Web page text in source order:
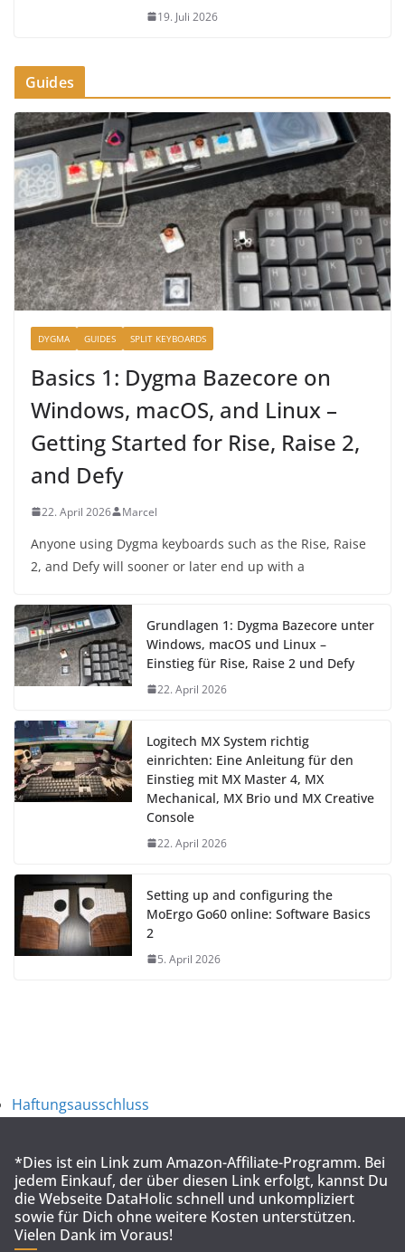
19. Juli 2026
Guides
DYGMA GUIDES SPLIT KEYBOARDS
Basics 1: Dygma Bazecore on
Windows, macOS, and Linux –
Getting Started for Rise, Raise 2,
and Defy
22. April 2026 Marcel
Anyone using Dygma keyboards such as the Rise, Raise
2, and Defy will sooner or later end up with a
Grundlagen 1: Dygma Bazecore unter
Windows, macOS und Linux –
Einstieg für Rise, Raise 2 und Defy
22. April 2026
Logitech MX System richtig
einrichten: Eine Anleitung für den
Einstieg mit MX Master 4, MX
Mechanical, MX Brio und MX Creative
Console
22. April 2026
Setting up and configuring the
MoErgo Go60 online: Software Basics
2
5. April 2026
Haftungsausschluss
*Dies ist ein Link zum Amazon-Affiliate-Programm. Bei
jedem Einkauf, der über diesen Link erfolgt, kannst Du
die Webseite DataHolic schnell und unkompliziert
sowie für Dich ohne weitere Kosten unterstützen.
Vielen Dank im Voraus!